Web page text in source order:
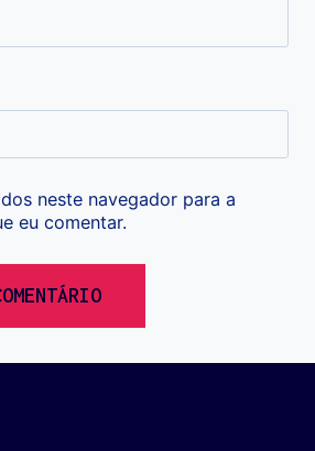
neste navegador para a
eu comentar.